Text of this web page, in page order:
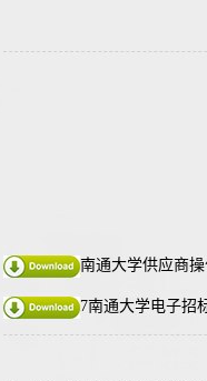
南通大学供应商
7南通大学电子招